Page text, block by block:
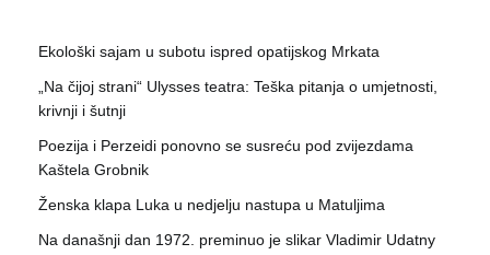
Ekološki sajam u subotu ispred opatijskog Mrkata
„Na čijoj strani“ Ulysses teatra: Teška pitanja o umjetnosti,
krivnji i šutnji
Poezija i Perzeidi ponovno se susreću pod zvijezdama
Kaštela Grobnik
Ženska klapa Luka u nedjelju nastupa u Matuljima
Na današnji dan 1972. preminuo je slikar Vladimir Udatny